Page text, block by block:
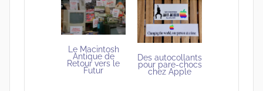
Le Macintosh
Antique de
Retour vers le
Futur
Des autocollants
pour pare-chocs
chez Apple